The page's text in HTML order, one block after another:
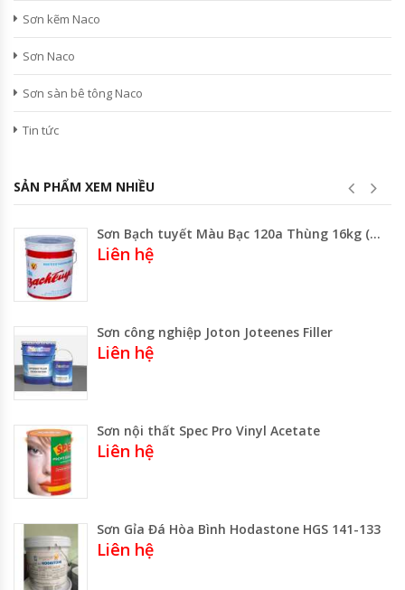
Sơn kẽm Naco
Sơn Naco
Sơn sàn bê tông Naco
Tin tức
SẢN PHẨM XEM NHIỀU
Sơn Bạch tuyết Màu Bạc 120a Thùng 16kg (Loại Lớn)
Liên hệ
Sơn công nghiệp Joton Joteenes Filler
Liên hệ
Sơn nội thất Spec Pro Vinyl Acetate
Liên hệ
Sơn Gỉa Đá Hòa Bình Hodastone HGS 141-133
Liên hệ